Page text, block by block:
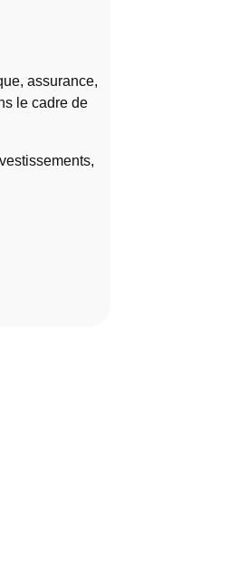
assurance,
le cadre de